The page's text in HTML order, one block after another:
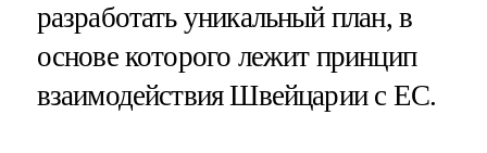
разработать уникальный план, в
основе которого лежит принцип
взаимодействия Швейцарии с ЕС.